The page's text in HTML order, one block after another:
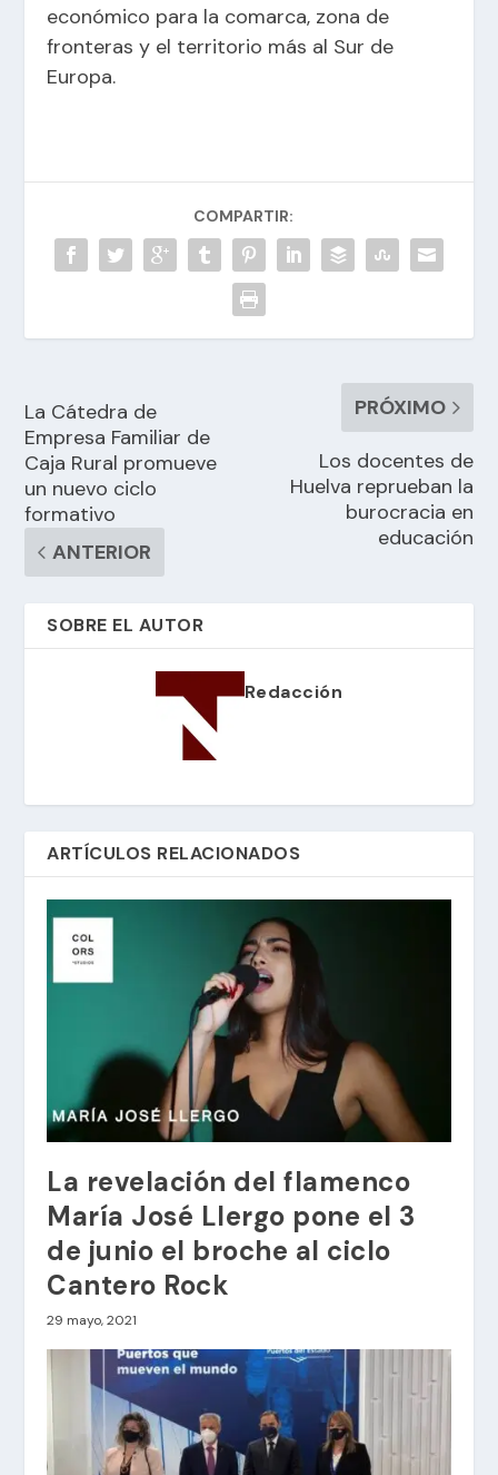
económico para la comarca, zona de
fronteras y el territorio más al Sur de
Europa.
COMPARTIR:
La Cátedra de
Empresa Familiar de
Caja Rural promueve
un nuevo ciclo
formativo
ANTERIOR
PRÓXIMO
Los docentes de
Huelva reprueban la
burocracia en
educación
SOBRE EL AUTOR
Redacción
ARTÍCULOS RELACIONADOS
La revelación del flamenco
María José Llergo pone el 3
de junio el broche al ciclo
Cantero Rock
29 mayo, 2021